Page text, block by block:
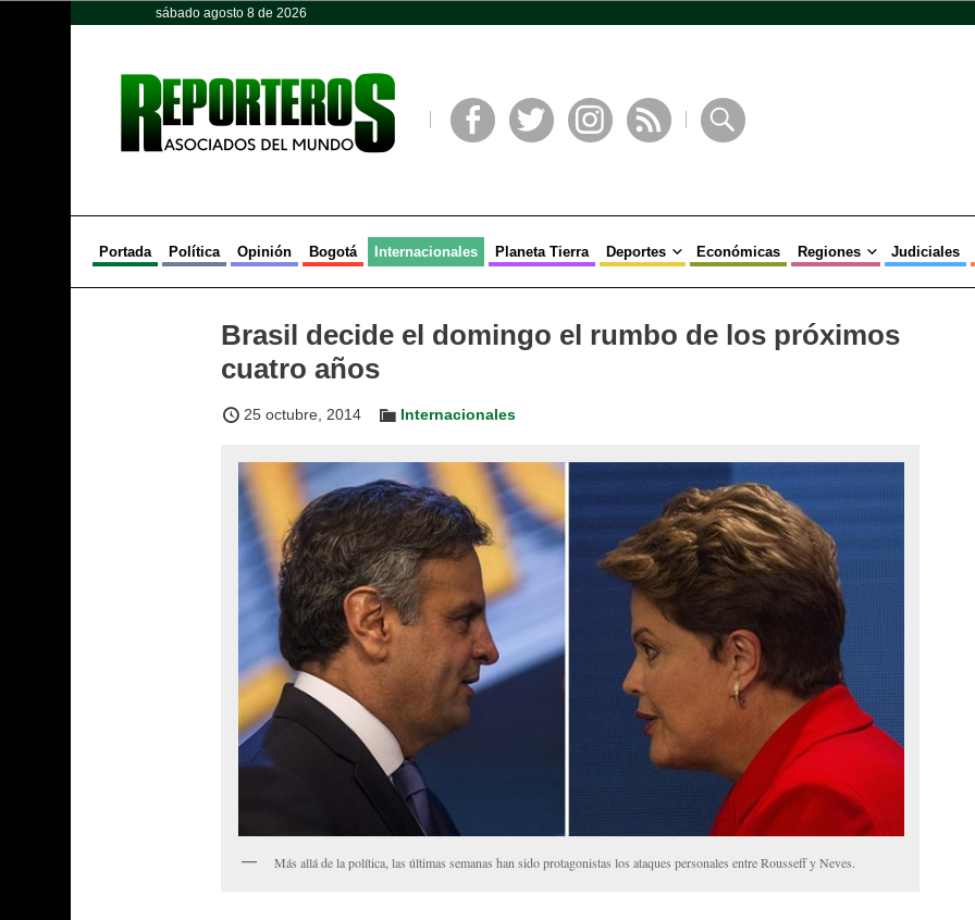
sábado agosto 8 de 2026
Portada Política Opinión Bogotá Internacionales Planeta Tierra Deportes Económicas Regiones Judiciales
Brasil decide el domingo el rumbo de los próximos
cuatro años
25 octubre, 2014 Internacionales
Más allá de la política, las últimas semanas han sido protagonistas los ataques personales entre Rousseff y Neves.
Opinión Política